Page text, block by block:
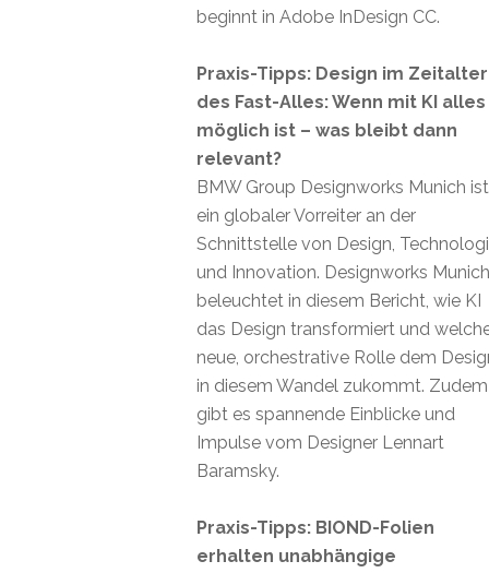
beginnt in Adobe InDesign CC.
Praxis-Tipps: Design im Zeitalter
des Fast-Alles: Wenn mit KI alles
möglich ist – was bleibt dann
relevant?
BMW Group Designworks Munich ist
ein globaler Vorreiter an der
Schnittstelle von Design,
und Innovation. Designworks Munich
beleuchtet in diesem Bericht, wie KI
das Design transformiert und
neue, orchestrative Rolle dem
in diesem Wandel zukommt. Zudem
gibt es spannende Einblicke und
Impulse vom Designer Lennart
Baramsky.
Praxis-Tipps: BIOND-Folien
erhalten unabhängige